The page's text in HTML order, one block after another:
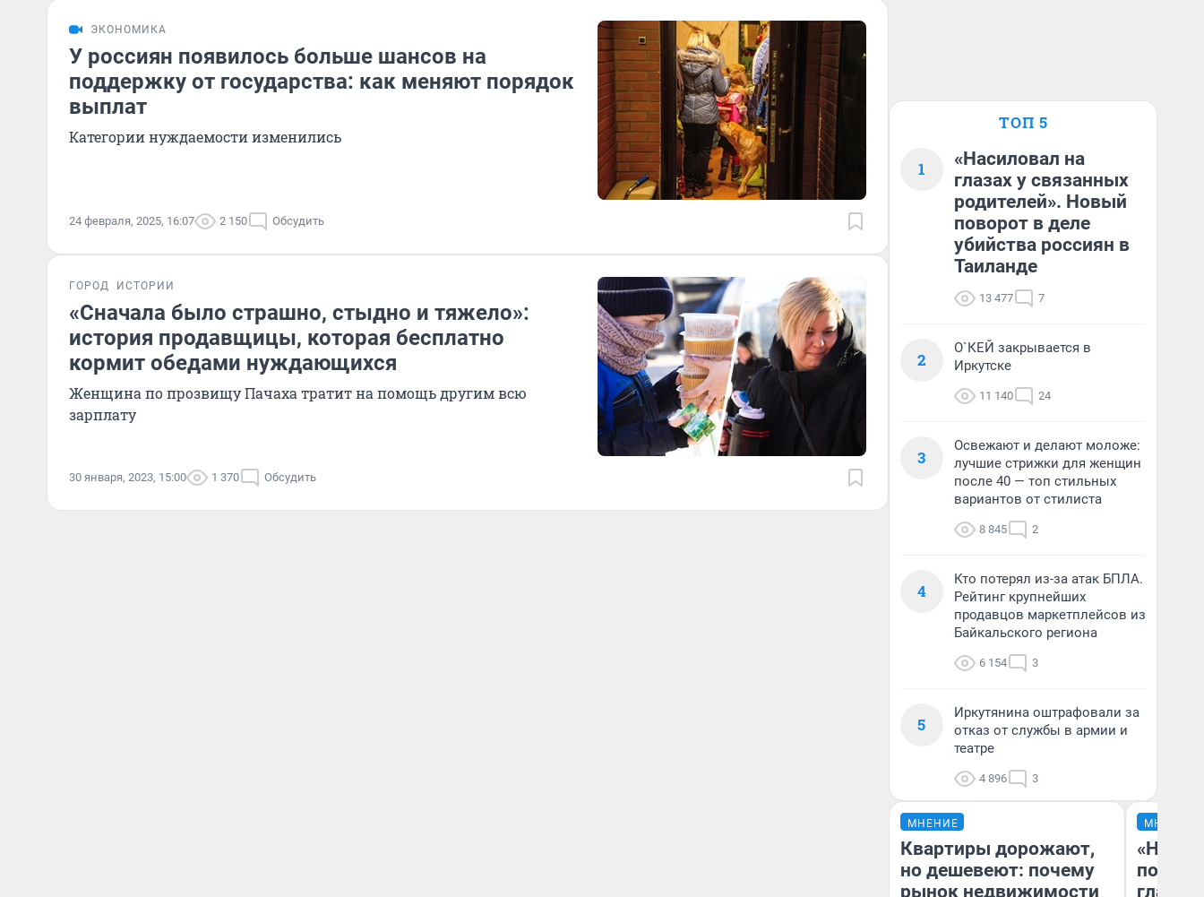
ЭКОНОМИКА
У россиян появилось больше шансов на
поддержку от государства: как меняют порядок
выплат
Категории нуждаемости изменились
24 февраля, 2025, 16:07 2 150 Обсудить
ГОРОД ИСТОРИИ
«Сначала было страшно, стыдно и тяжело»:
история продавщицы, которая бесплатно
кормит обедами нуждающихся
Женщина по прозвищу Пачаха тратит на помощь другим всю
зарплату
30 января, 2023, 15:00 1 370 Обсудить
ТОП 5
1
«Насиловал на
глазах у связанных
родителей». Новый
поворот в деле
убийства россиян в
Таиланде
13 477 7
2
О`КЕЙ закрывается в
Иркутске
11 140 24
3
Освежают и делают моложе:
лучшие стрижки для женщин
после 40 — топ стильных
вариантов от стилиста
8 845 2
4
Кто потерял из-за атак БПЛА.
Рейтинг крупнейших
продавцов маркетплейсов из
Байкальского региона
6 154 3
5
Иркутянина оштрафовали за
отказ от службы в армии и
театре
4 896 3
МНЕНИЕ
Квартиры дорожают,
но дешевеют: почему
рынок недвижимости
МНЕНИЕ